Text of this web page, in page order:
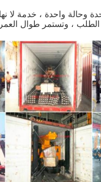
وحالة واحدة ، خدمة لا
الطلب ، وتستمر طوال